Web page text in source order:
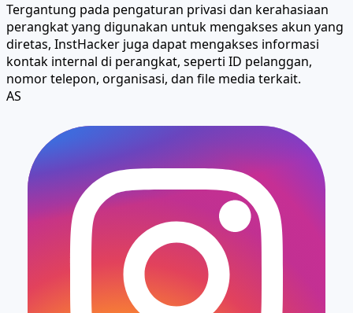
Tergantung pada pengaturan privasi dan kerahasiaan
perangkat yang digunakan untuk mengakses akun yang
diretas, InstHacker juga dapat mengakses informasi
kontak internal di perangkat, seperti ID pelanggan,
nomor telepon, organisasi, dan file media terkait.
AS